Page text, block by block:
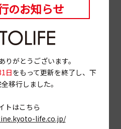
丹波橋 # ドライブ
のお知らせ
りがとうございます。
日をもって更新を終了し、下
移行しました。
トはこちら
life.co.jp/